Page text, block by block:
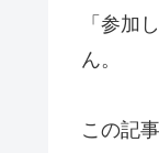
「参加
ん。
この記